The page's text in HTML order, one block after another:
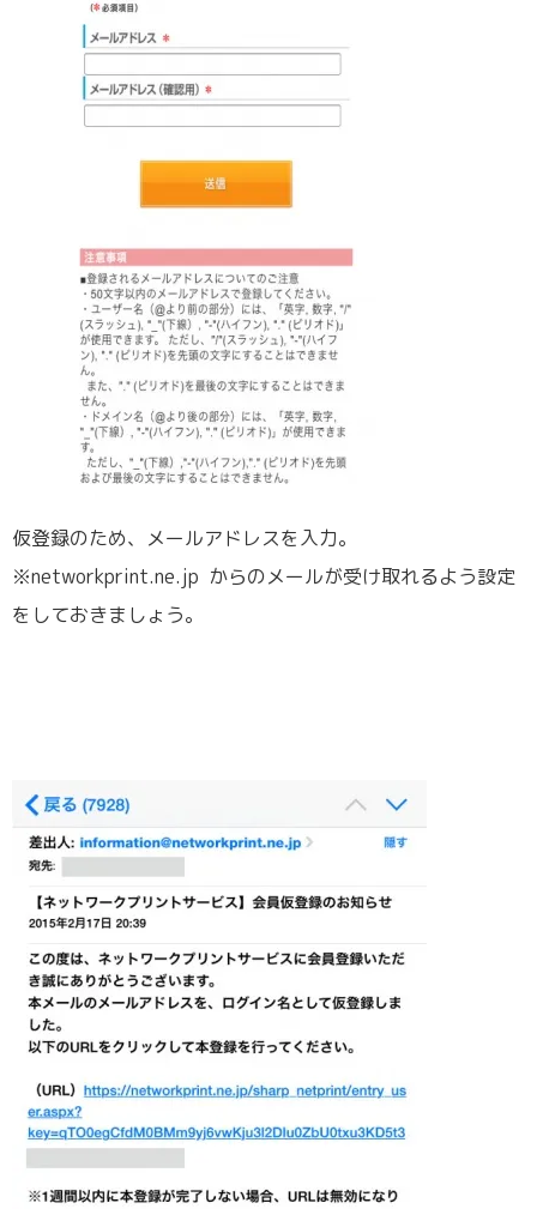
仮登録のため、メールアドレスを入力。
※networkprint.ne.jp からのメールが受け取れるよう設定
をしておきましょう。